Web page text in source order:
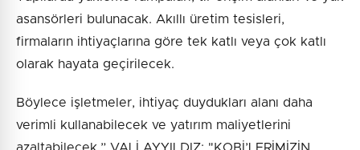
asansörleri bulunacak. Akıllı üretim tesisleri,
firmaların ihtiyaçlarına göre tek katlı veya çok katlı
olarak hayata geçirilecek.
Böylece işletmeler, ihtiyaç duydukları alanı daha
verimli kullanabilecek ve yatırım maliyetlerini